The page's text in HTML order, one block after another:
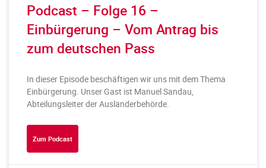
Podcast – Folge 16 –
Einbürgerung – Vom Antrag bis
zum deutschen Pass
In dieser Episode beschäftigen wir uns mit dem Thema
Einbürgerung. Unser Gast ist Manuel Sandau,
Abteilungsleiter der Ausländerbehörde.
Zum Podcast